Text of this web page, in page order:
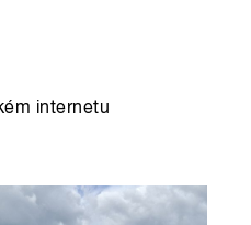
internetu